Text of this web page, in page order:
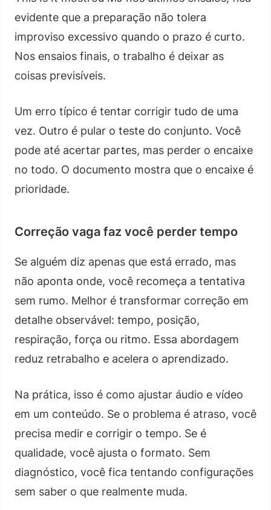
evidente que a preparação não tolera
improviso excessivo quando o prazo é curto.
Nos ensaios finais, o trabalho é deixar as
coisas previsíveis.
Um erro típico é tentar corrigir tudo de uma
vez. Outro é pular o teste do conjunto. Você
pode até acertar partes, mas perder o encaixe
no todo. O documento mostra que o encaixe é
prioridade.
Correção vaga faz você perder tempo
Se alguém diz apenas que está errado, mas
não aponta onde, você recomeça a tentativa
sem rumo. Melhor é transformar correção em
detalhe observável: tempo, posição,
respiração, força ou ritmo. Essa abordagem
reduz retrabalho e acelera o aprendizado.
Na prática, isso é como ajustar áudio e vídeo
em um conteúdo. Se o problema é atraso, você
precisa medir e corrigir o tempo. Se é
qualidade, você ajusta o formato. Sem
diagnóstico, você fica tentando configurações
sem saber o que realmente muda.